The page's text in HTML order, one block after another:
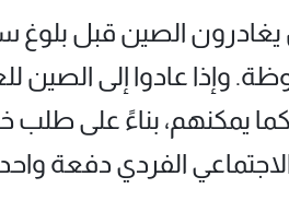
يغادرون الصين قبل بلوغ
وإذا عادوا إلى
يمكنهم، بناءً على طلب
الفردي دفعة